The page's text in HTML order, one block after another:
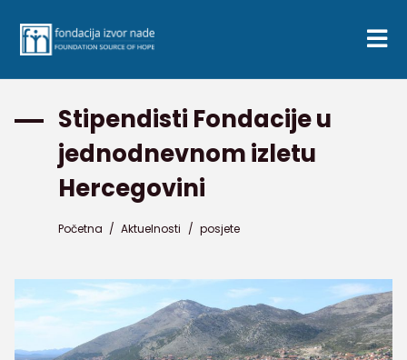
Stipendisti Fondacije u
jednodnevnom izletu
Hercegovini
Početna / Aktuelnosti / posjete